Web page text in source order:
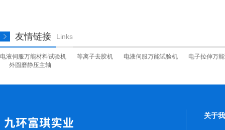
友情链接 Links
电液伺服万能材料试验机 等离子去胶机 电液伺服万能试验机
电子拉伸万
外圆磨静压主轴
关于